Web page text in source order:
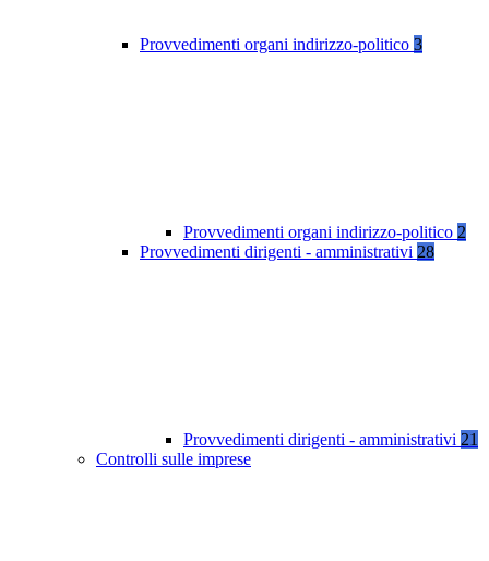
Provvedimenti organi indirizzo-politico 3
Provvedimenti organi indirizzo-politico 2
Provvedimenti dirigenti - amministrativi 28
Provvedimenti dirigenti - amministrativi 21
Controlli sulle imprese